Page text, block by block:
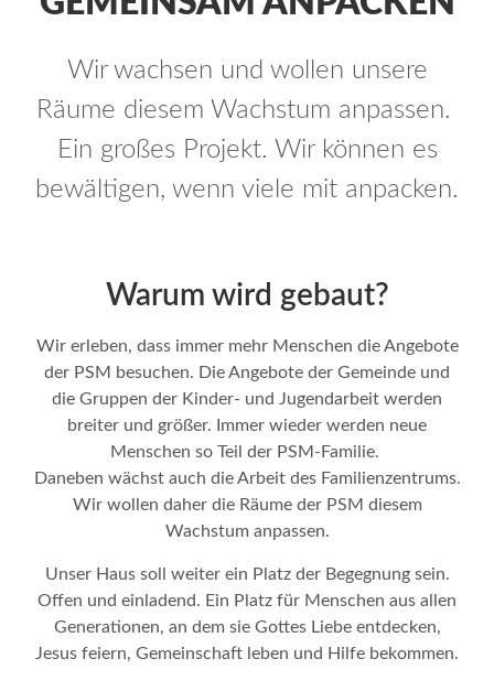
Wir wachsen und wollen unsere
Räume diesem Wachstum anpassen.
Ein großes Projekt. Wir können es
bewältigen, wenn viele mit anpacken.
Warum wird gebaut?
Wir erleben, dass immer mehr Menschen die Angebote
der PSM besuchen. Die Angebote der Gemeinde und
die Gruppen der Kinder- und Jugendarbeit werden
breiter und größer. Immer wieder werden neue
Menschen so Teil der PSM-Familie.
Daneben wächst auch die Arbeit des Familienzentrums.
Wir wollen daher die Räume der PSM diesem
Wachstum anpassen.
Unser Haus soll weiter ein Platz der Begegnung sein.
Offen und einladend. Ein Platz für Menschen aus allen
Generationen, an dem sie Gottes Liebe entdecken,
Jesus feiern, Gemeinschaft leben und Hilfe bekommen.